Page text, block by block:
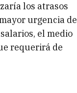
los atrasos
urgencia de
el medio
requerirá de